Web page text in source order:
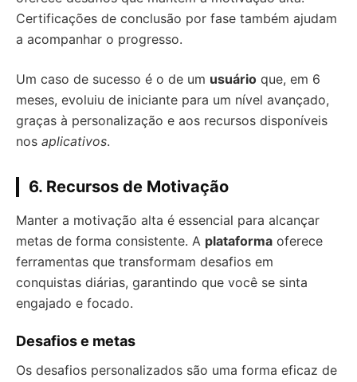
Certificações de conclusão por fase também ajudam
a acompanhar o progresso.
Um caso de sucesso é o de um usuário que, em 6
meses, evoluiu de iniciante para um nível avançado,
graças à personalização e aos recursos disponíveis
nos aplicativos.
6. Recursos de Motivação
Manter a motivação alta é essencial para alcançar
metas de forma consistente. A plataforma oferece
ferramentas que transformam desafios em
conquistas diárias, garantindo que você se sinta
engajado e focado.
Desafios e metas
Os desafios personalizados são uma forma eficaz de